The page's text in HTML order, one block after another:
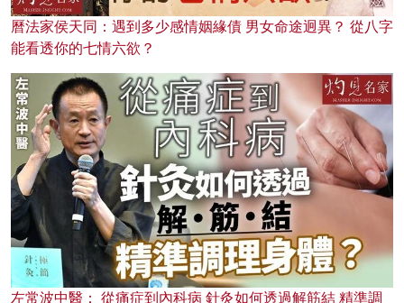
曆法家侯天同：遇到多少感情姻緣債 男女命途迥異？ 從八字
能看透你的七情六欲？
左常波中醫： 從痛症到內科病 針灸如何透過解筋結 精準調